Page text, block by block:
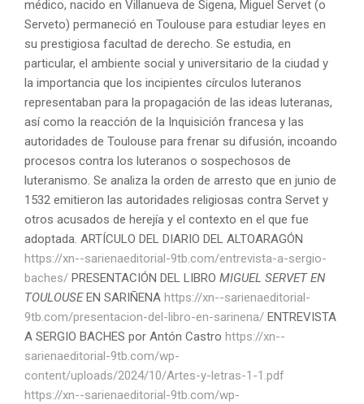
médico, nacido en Villanueva de Sigena, Miguel Servet (o
Serveto) permaneció en Toulouse para estudiar leyes en
su prestigiosa facultad de derecho. Se estudia, en
particular, el ambiente social y universitario de la ciudad y
la importancia que los incipientes círculos luteranos
representaban para la propagación de las ideas luteranas,
así como la reacción de la Inquisición francesa y las
autoridades de Toulouse para frenar su difusión, incoando
procesos contra los luteranos o sospechosos de
luteranismo. Se analiza la orden de arresto que en junio de
1532 emitieron las autoridades religiosas contra Servet y
otros acusados de herejía y el contexto en el que fue
adoptada. ARTÍCULO DEL DIARIO DEL ALTOARAGÓN
https://xn--sarienaeditorial-9tb.com/entrevista-a-sergio-
baches/ PRESENTACIÓN DEL LIBRO MIGUEL SERVET EN
TOULOUSEEN SARIÑENA https://xn--sarienaeditorial-
9tb.com/presentacion-del-libro-en-sarinena/ ENTREVISTA
A SERGIO BACHES por Antón Castro https://xn--
sarienaeditorial-9tb.com/wp-
content/uploads/2024/10/Artes-y-letras-1-1.pdf
https://xn--sarienaeditorial-9tb.com/wp-